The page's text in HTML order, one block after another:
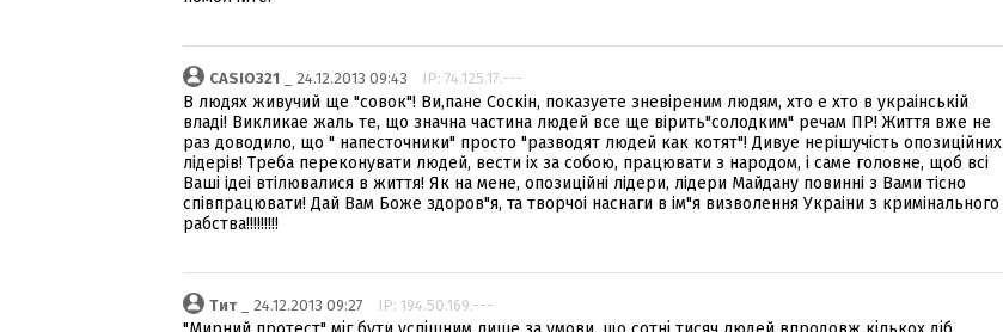
CASIO321 _ 24.12.2013 09:43 IP: 74.125.17.---
В людях живучий ще "совок"! Ви,пане Соскiн, показуете зневiреним людям, хто е хто в украiнськiй
владi! Викликае жаль те, що значна частина людей все ще вiрить"солодким" речам ПР! Життя вже не
раз доводило, що " напесточники" просто "разводят людей как котят"! Дивуе нерiшучiсть опозицiйних
лiдерiв! Треба переконувати людей, вести iх за собою, працювати з народом, i саме головне, щоб всi
Вашi iдеi втiлювалися в життя! Як на мене, опозицiйнi лiдери, лiдери Майдану повиннi з Вами тiсно
спiвпрацювати! Дай Вам Боже здоров"я, та творчоi наснаги в iм"я визволення Украiни з кримiнального
рабства!!!!!!!!!
Тит_ 24.12.2013 09:27 IP: 194.50.169.---